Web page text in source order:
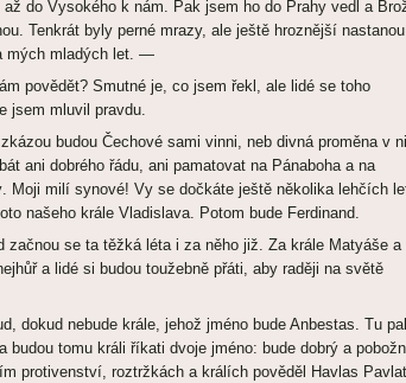
do Vysokého k nám. Pak jsem ho do Prahy vedl a
Tenkrát byly perné mrazy, ale ještě hroznější
mých mladých let. —
povědět? Smutné je, co jsem řekl, ale lidé se toho
jsem mluvil pravdu.
budou Čechové sami vinni, neb divná proměna v
ani dobrého řádu, ani pamatovat na Pánaboha a na
Moji milí synové! Vy se dočkáte ještě několika lehčích
našeho krále Vladislava. Potom bude Ferdinand.
začnou se ta těžká léta i za něho již. Za krále Matyáše a
a lidé si budou toužebně přáti, aby raději na světě
dokud nebude krále, jehož jméno bude Anbestas. Tu
budou tomu králi říkati dvoje jméno: bude dobrý a
protivenství, roztržkách a králích pověděl Havlas